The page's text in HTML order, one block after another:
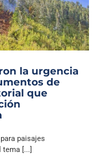
la urgencia
de
que
paisajes
[...]